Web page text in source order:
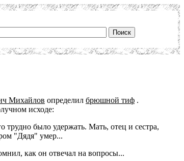
Михайлов определил брюшной тиф .
исходе:
трудно было удержать. Мать, отец и сестра,
"Дядя" умер...
как он отвечал на вопросы...